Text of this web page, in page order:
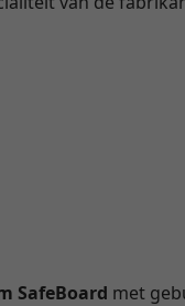
SafeBoard met